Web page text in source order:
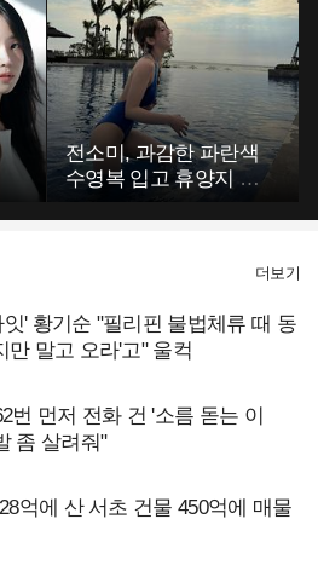
전소미, 과감한 파란색
수영복 입고 휴양지 포
' 황기순 "필리핀 불법체류 때 동
만 말고 오라'고" 울컥
번 먼저 전화 건 '소름 돋는 이
좀 살려줘"
억에 산 서초 건물 450억에 매물
더보기